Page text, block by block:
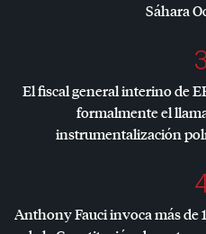
Sáhara
3
El fiscal general interino de
formalmente el
instrumentalización
Anthony Fauci invoca más de